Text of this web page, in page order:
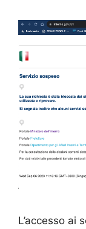
L’accesso ai